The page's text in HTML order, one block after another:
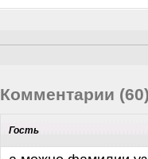
Комментарии
Гость